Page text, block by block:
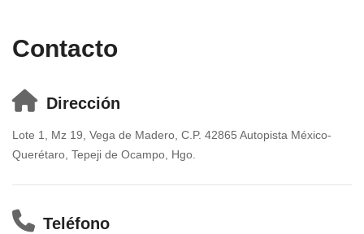
Contacto
Dirección
Lote 1, Mz 19, Vega de Madero, C.P. 42865 Autopista México-
Querétaro, Tepeji de Ocampo, Hgo.
Teléfono